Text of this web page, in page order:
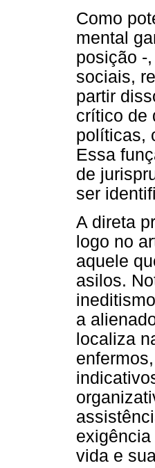
Como
mental
posição -
sociais,
partir
crítico de
políticas,
Essa
de
ser
A direta
logo no
aquele
asilos.
a
localiza
vida e